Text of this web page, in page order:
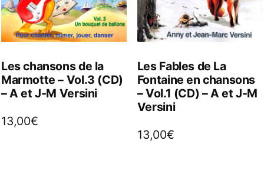
Les chansons de la
Marmotte – Vol.3 (CD)
– A et J-M Versini
13,00€
Les Fables de La
Fontaine en chansons
– Vol.1 (CD) – A et J-M
Versini
13,00€